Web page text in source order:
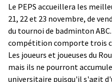
Le PEPS accueillera les
21, 22 et 23 novembre, de
du tournoi de badminton
compétition comporte trois
Les joueurs et joueuses du
mais ils ne pourront
universitaire puisqu'il s'agit